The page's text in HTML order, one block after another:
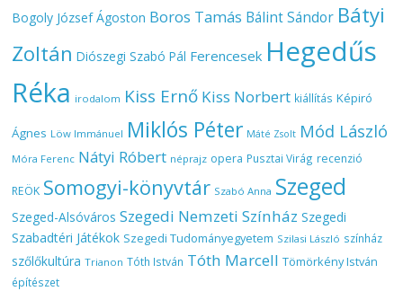
Bogoly József Ágoston Boros Tamás Bálint Sándor Bátyi
Zoltán Diószegi Szabó Pál Ferencesek Hegedűs
Réka irodalom Kiss Ernő Kiss Norbert kiállítás Képiró
Ágnes Löw Immánuel Miklós Péter Máté Zsolt Mód László
Móra Ferenc Nátyi Róbert néprajz opera Pusztai Virág recenzió
REÖK Somogyi-könyvtár Szabó Anna Szeged
Szeged-Alsóváros Szegedi Nemzeti Színház Szegedi
Szabadtéri Játékok Szegedi Tudományegyetem Szilasi László színház
szőlőkultúra Trianon Tóth István Tóth Marcell Tömörkény István
építészet